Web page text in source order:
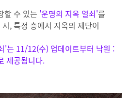
할 수 있는 '운명의 지옥 열쇠'를
, 특정 층에서 지옥의 제단이
'는 11/12(수) 업데이트부터 낙원 :
제공됩니다.